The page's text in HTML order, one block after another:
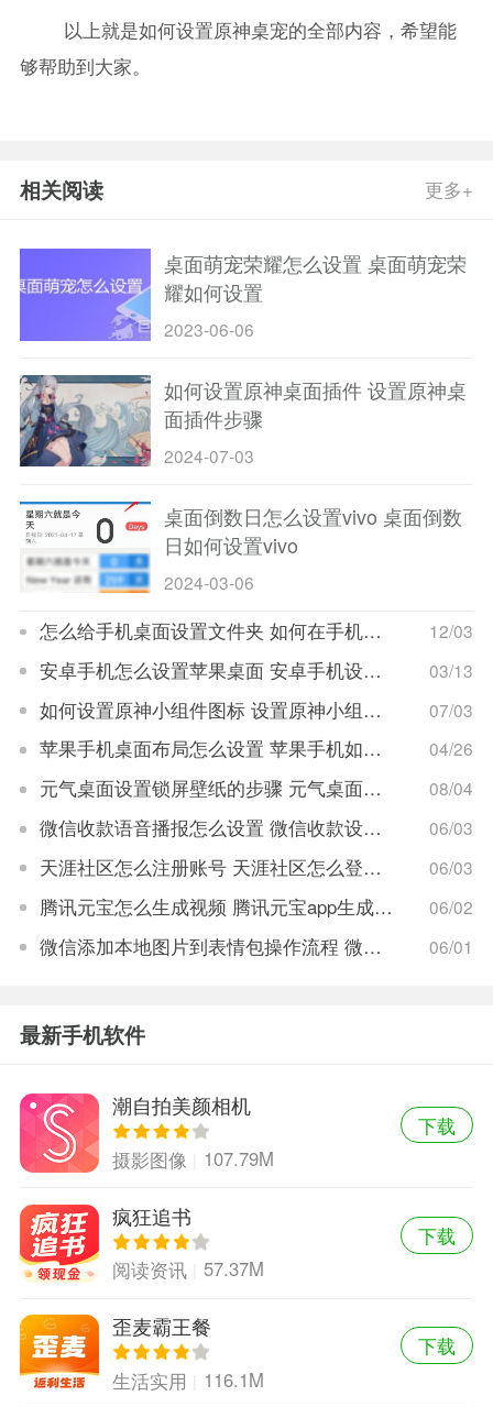
以上就是如何设置原神桌宠的全部内容，希望能
够帮助到大家。
相关阅读 更多+
桌面萌宠荣耀怎么设置 桌面萌宠荣
耀如何设置
2023-06-06
如何设置原神桌面插件 设置原神桌
面插件步骤
2024-07-03
桌面倒数日怎么设置vivo 桌面倒数
日如何设置vivo
2024-03-06
怎么给手机桌面设置文件夹 如何在手机桌面设置文件夹 12/03
安卓手机怎么设置苹果桌面 安卓手机设置苹果桌面教程 03/13
如何设置原神小组件图标 设置原神小组件图标方法 07/03
苹果手机桌面布局怎么设置 苹果手机如何布局桌面 04/26
元气桌面设置锁屏壁纸的步骤 元气桌面锁屏壁纸设置方法详解 08/04
微信收款语音播报怎么设置 微信收款设置语音播报教程 06/03
天涯社区怎么注册账号 天涯社区怎么登录账号 06/03
腾讯元宝怎么生成视频 腾讯元宝app生成视频教程 06/02
微信添加本地图片到表情包操作流程 微信怎么添加本地图片到表情包 06/01
最新手机软件
潮自拍美颜相机
摄影图像 107.79M
下载
疯狂追书
阅读资讯 57.37M
下载
歪麦霸王餐
生活实用 116.1M
下载